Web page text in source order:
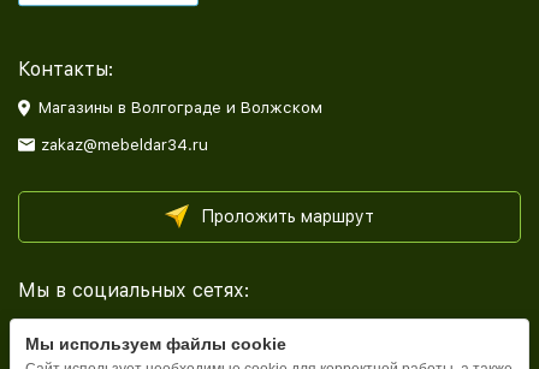
Контакты:
Магазины в Волгограде и Волжском
zakaz@mebeldar34.ru
Проложить маршрут
Мы в социальных сетях:
Мы используем файлы cookie